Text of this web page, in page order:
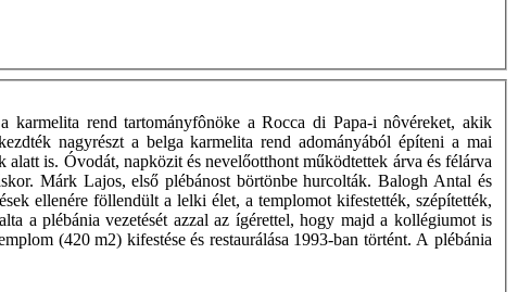
karmelita rend tartományfônöke a Rocca di Papa-i nôvéreket, akik
nagyrészt a belga karmelita rend adományából építeni a mai
is. Óvodát, napközit és nevelőotthont működtettek árva és félárva
Márk Lajos, első plébánost börtönbe hurcolták. Balogh Antal és
ellenére föllendült a lelki élet, a templomot kifestették, szépítették,
a plébánia vezetését azzal az ígérettel, hogy majd a kollégiumot is
(420 m2) kifestése és restaurálása 1993-ban történt. A plébánia